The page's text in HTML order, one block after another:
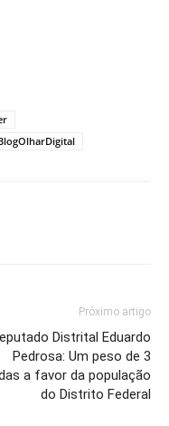
Próximo artigo
Distrital Eduardo
Pedrosa: Um peso de 3
a favor da população
do Distrito Federal